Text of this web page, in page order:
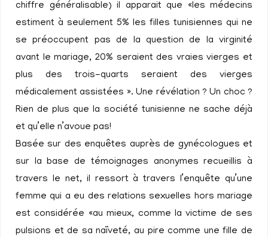
chiffre généralisable) il apparait que «les médecins
estiment à seulement 5% les filles tunisiennes qui ne
se préoccupent pas de la question de la virginité
avant le mariage, 20% seraient des vraies vierges et
plus des trois-quarts seraient des vierges
médicalement assistées ». Une révélation ? Un choc ?
Rien de plus que la société tunisienne ne sache déjà
et qu’elle n’avoue pas!
Basée sur des enquêtes auprès de gynécologues et
sur la base de témoignages anonymes recueillis à
travers le net, il ressort à travers l’enquête qu’une
femme qui a eu des relations sexuelles hors mariage
est considérée «au mieux, comme la victime de ses
pulsions et de sa naïveté, au pire comme une fille de